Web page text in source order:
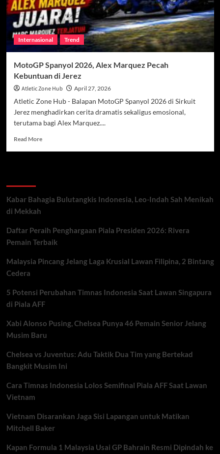
Internasional Trend
MotoGP Spanyol 2026, Alex Marquez Pecah
Kebuntuan di Jerez
Atletic Zone Hub April 27, 2026
Atletic Zone Hub - Balapan MotoGP Spanyol 2026 di Sirkuit
Jerez menghadirkan cerita dramatis sekaligus emosional,
terutama bagi Alex Marquez....
Read MoreRead
Marquez
di
Jerez
Kabar Bahagia Bulutangkis Indonesia, Leo-Indah Sah Menikah
di Mekkah
Daftar Peraih Penghargaan Piala Presiden 2026: Rivera
Pemain Terbaik
Malaysia Pincang Jelang Laga Krusial Lawan Filipina, 2 Bintang
Cedera
5 Potensi Perubahan Timnas Indonesia Saat Lawan Singapura
di Piala AFF
Xabi Alonso Pusing, Chelsea Punya 46 Pemain Senior Jelang
Musim Baru
Chelsea vs Juventus: Adu Taktik Dua Tim yang Bertekad
Bangkit Musim Ini
Cara Timnas Indonesia Lolos Semifinal Piala AFF Saat Lawan
Vietnam
Vietnam Disarankan Jaga Sisi Lapangan untuk Matikan
Mitchell Baker
Kapan Formula 1 Malaysia Usai GP Bahrain Resmi Dipindah ke